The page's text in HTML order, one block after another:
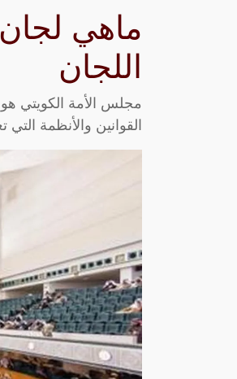
ماهي
اللجان
مجلس الأمة الكويتي
القوانين والأنظمة